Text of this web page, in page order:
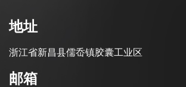
地址
浙江省新昌县儒岙镇胶囊工业区
邮箱